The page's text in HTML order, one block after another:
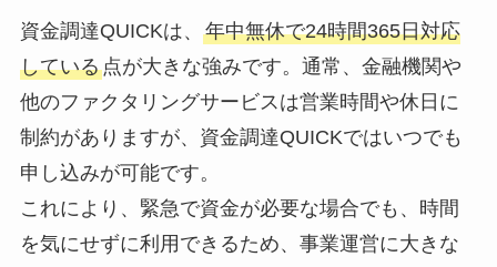
資金調達QUICKは、 年中無休で24時間365日対応
している点が大きな強みです。通常、金融機関や
他のファクタリングサービスは営業時間や休日に
制約がありますが、資金調達QUICKではいつでも
申し込みが可能です。
これにより、緊急で資金が必要な場合でも、時間
を気にせずに利用できるため、事業運営に大きな